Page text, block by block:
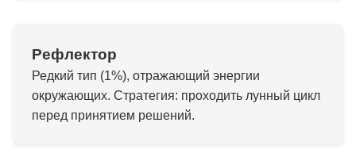
Рефлектор
Редкий тип (1%), отражающий энергии
окружающих. Стратегия: проходить лунный цикл
перед принятием решений.